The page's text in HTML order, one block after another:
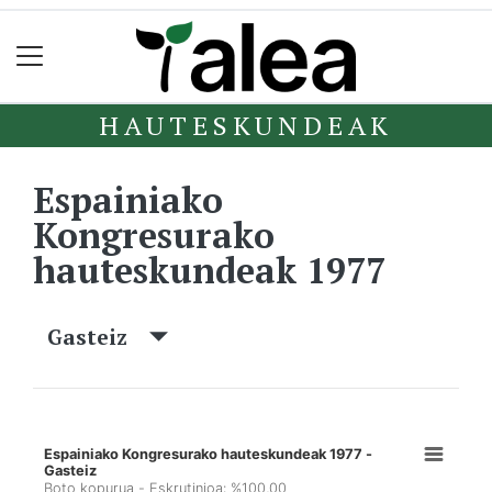
HAUTESKUNDEAK
Espainiako
Kongresurako
hauteskundeak 1977
Gasteiz
Espainiako Kongresurako hauteskundeak 1977 -
Gasteiz
Boto kopurua - Eskrutinioa: %100,00